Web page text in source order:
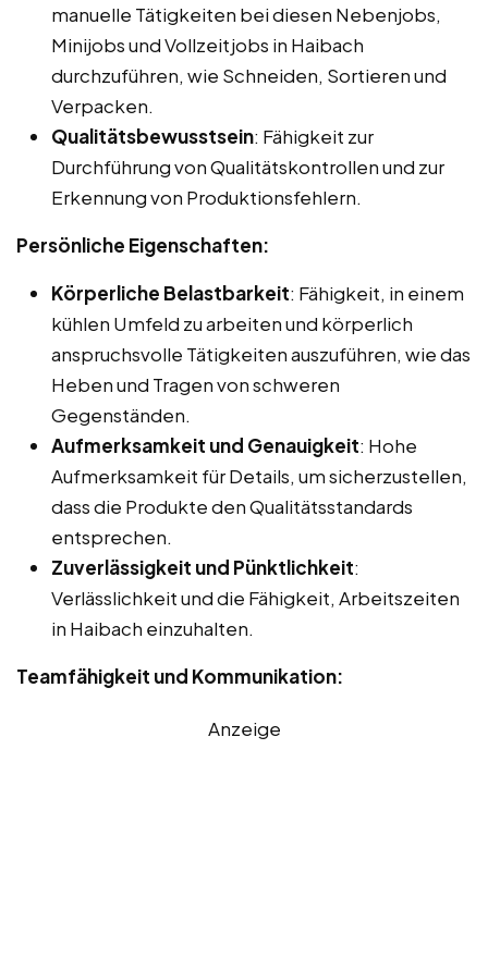
manuelle Tätigkeiten bei diesen Nebenjobs,
Minijobs und Vollzeitjobs in Haibach
durchzuführen, wie Schneiden, Sortieren und
Verpacken.
Qualitätsbewusstsein: Fähigkeit zur
Durchführung von Qualitätskontrollen und zur
Erkennung von Produktionsfehlern.
Persönliche Eigenschaften:
Körperliche Belastbarkeit: Fähigkeit, in einem
kühlen Umfeld zu arbeiten und körperlich
anspruchsvolle Tätigkeiten auszuführen, wie das
Heben und Tragen von schweren
Gegenständen.
Aufmerksamkeit und Genauigkeit: Hohe
Aufmerksamkeit für Details, um sicherzustellen,
dass die Produkte den Qualitätsstandards
entsprechen.
Zuverlässigkeit und Pünktlichkeit:
Verlässlichkeit und die Fähigkeit, Arbeitszeiten
in Haibach einzuhalten.
Teamfähigkeit und Kommunikation:
Anzeige